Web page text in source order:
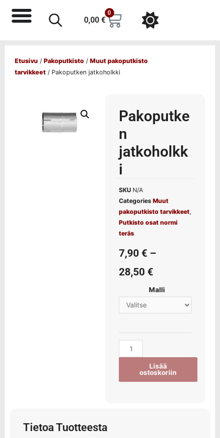
0,00 €
0
Etusivu / Pakoputkisto / Muut pakoputkisto
tarvikkeet / Pakoputken jatkoholkki
Pakoputke
n
jatkoholkk
i
SKU N/A
Categories Muut
pakoputkisto tarvikkeet,
Putkisto osat normi
teräs
7,90 € –
28,50 €
Malli
Lisää
ostoskoriin
Tietoa Tuotteesta